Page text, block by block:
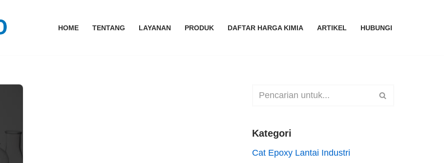
HOME TENTANG LAYANAN PRODUK DAFTAR HARGA KIMIA ARTIKEL HUBUNGI
Kategori
Cat Epoxy Lantai Industri